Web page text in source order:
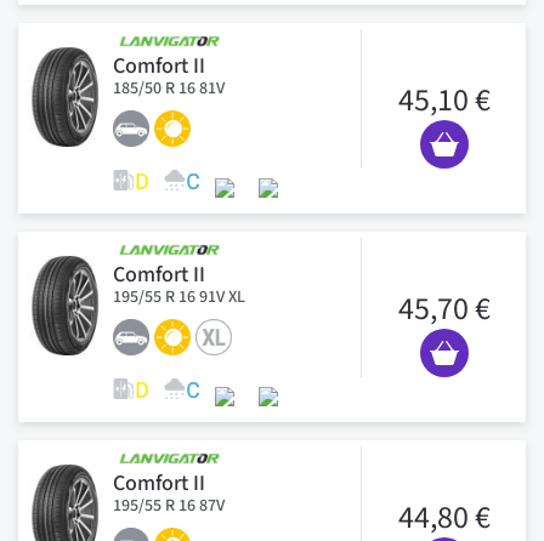
Comfort II
185/50 R 16 81V 45,10 €
Comfort II
195/55 R 16 91V XL 45,70 €
Comfort II
195/55 R 16 87V 44,80 €